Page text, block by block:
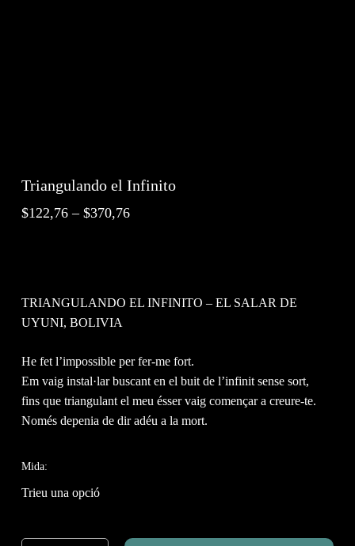
Triangulando el Infinito
$122,76 – $370,76Interval
a
TRIANGULANDO EL INFINITO – EL SALAR DE
UYUNI, BOLIVIA
He fet l’impossible per fer-me fort.
Em vaig instal·lar buscant en el buit de l’infinit sense sort,
fins que triangulant el meu ésser vaig començar a creure-te.
Només depenia de dir adéu a la mort.
Mida: